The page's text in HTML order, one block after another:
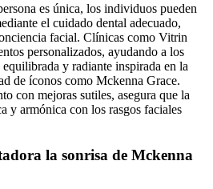
es única, los individuos pueden
el cuidado dental adecuado,
facial. Clínicas como Vitrin
personalizados, ayudando a los
y radiante inspirada en la
de íconos como Mckenna Grace.
con mejoras sutiles, asegura que la
y armónica con los rasgos faciales
la sonrisa de Mckenna